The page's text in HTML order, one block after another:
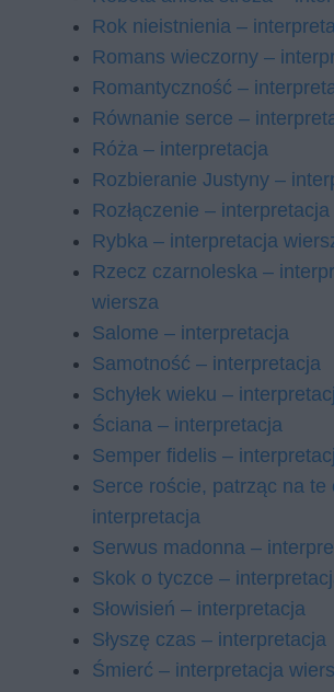
Rok nieistnienia –
Romans wieczorny –
Romantyczność –
Równanie serce –
Róża – interpretacja
Rozbieranie Justyny –
Rozłączenie – interpretacja
Rybka – interpretacja
Rzecz czarnoleska –
wiersza
Salome – interpretacja
Samotność – interpretacja
Schyłek wieku –
Ściana – interpretacja
Semper fidelis –
Serce roście, patrząc na te
interpretacja
Serwus madonna –
Skok o tyczce –
Słowisień – interpretacja
Słyszę czas – interpretacja
Śmierć – interpretacja